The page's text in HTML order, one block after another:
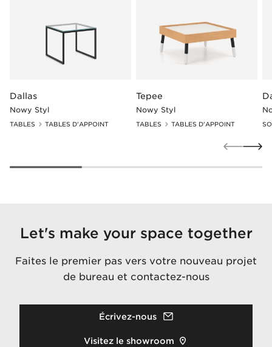
Dallas
Nowy Styl
TABLES TABLES D'APPOINT
Tepee
Nowy Styl
TABLES TABLES D'APPOINT
Let's make your space together
Faites le premier pas vers votre nouveau projet
de bureau et contactez-nous
Écrivez-nous
Visitez le showroom